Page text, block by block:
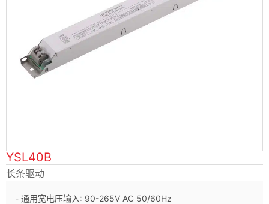
YSL40B
长条驱动
- 通用宽电压输入: 90-265V AC 50/60Hz